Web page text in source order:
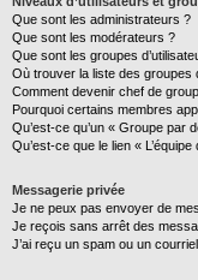
Que sont les administrateurs ?
Que sont les modérateurs ?
Que sont les groupes
Où trouver la liste des groupes
Comment devenir chef de
Pourquoi certains membres
Qu’est-ce qu’un « Groupe par
Qu’est-ce que le lien «
Messagerie privée
Je ne peux pas envoyer de
Je reçois sans arrêt des
J’ai reçu un spam ou un